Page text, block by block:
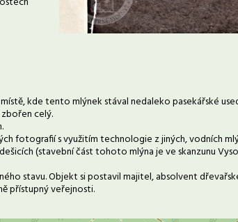
kde tento mlýnek stával nedaleko pasekářské
celý.
fotografií s využitím technologie z jiných, vodních
(stavební část tohoto mlýna je ve skanzunu
stavu. Objekt si postavil majitel, absolvent
přístupný veřejnosti.